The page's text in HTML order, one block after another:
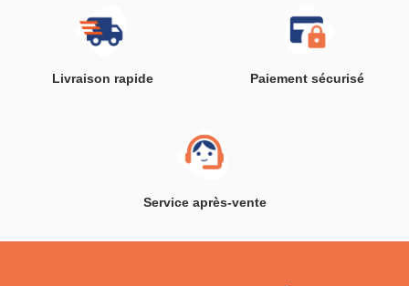
Livraison rapide Paiement sécurisé
Service après-vente